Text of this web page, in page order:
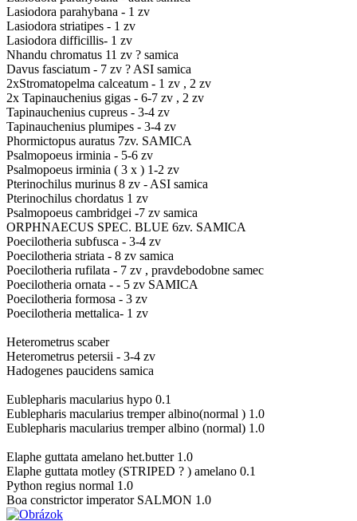
Lasiodora parahybana - 1 zv
Lasiodora striatipes - 1 zv
Lasiodora difficillis- 1 zv
Nhandu chromatus 11 zv ? samica
Davus fasciatum - 7 zv ? ASI samica
2xStromatopelma calceatum - 1 zv , 2 zv
2x Tapinauchenius gigas - 6-7 zv , 2 zv
Tapinauchenius cupreus - 3-4 zv
Tapinauchenius plumipes - 3-4 zv
Phormictopus auratus 7zv. SAMICA
Psalmopoeus irminia - 5-6 zv
Psalmopoeus irminia ( 3 x ) 1-2 zv
Pterinochilus murinus 8 zv - ASI samica
Pterinochilus chordatus 1 zv
Psalmopoeus cambridgei -7 zv samica
ORPHNAECUS SPEC. BLUE 6zv. SAMICA
Poecilotheria subfusca - 3-4 zv
Poecilotheria striata - 8 zv samica
Poecilotheria rufilata - 7 zv , pravdebodobne samec
Poecilotheria ornata - - 5 zv SAMICA
Poecilotheria formosa - 3 zv
Poecilotheria mettalica- 1 zv
Heterometrus scaber
Heterometrus petersii - 3-4 zv
Hadogenes paucidens samica
Eublepharis macularius hypo 0.1
Eublepharis macularius tremper albino(normal ) 1.0
Eublepharis macularius tremper albino (normal) 1.0
Elaphe guttata amelano het.butter 1.0
Elaphe guttata motley (STRIPED ? ) amelano 0.1
Python regius normal 1.0
Boa constrictor imperator SALMON 1.0